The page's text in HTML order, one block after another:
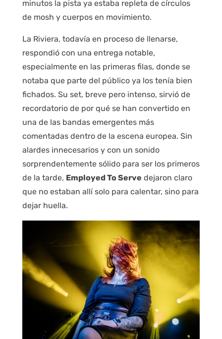
minutos la pista ya estaba repleta de círculos
de mosh y cuerpos en movimiento.
La Riviera, todavía en proceso de llenarse,
respondió con una entrega notable,
especialmente en las primeras filas, donde se
notaba que parte del público ya los tenía bien
fichados. Su set, breve pero intenso, sirvió de
recordatorio de por qué se han convertido en
una de las bandas emergentes más
comentadas dentro de la escena europea. Sin
alardes innecesarios y con un sonido
sorprendentemente sólido para ser los primeros
de la tarde, Employed To Serve dejaron claro
que no estaban allí solo para calentar, sino para
dejar huella.